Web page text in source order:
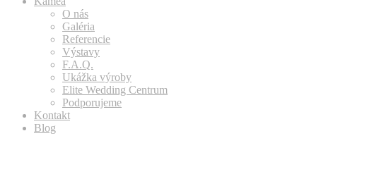
O nás
Galéria
Referencie
Výstavy
F.A.Q.
Ukážka výroby
Elite Wedding Centrum
Podporujeme
Kontakt
Blog